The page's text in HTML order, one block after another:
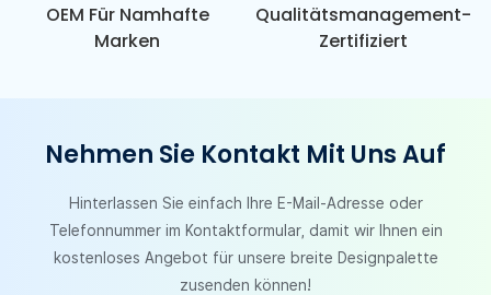
OEM Für Namhafte
Marken
Qualitätsmanagement-
Zertifiziert
Nehmen Sie Kontakt Mit Uns Auf
Hinterlassen Sie einfach Ihre E-Mail-Adresse oder
Telefonnummer im Kontaktformular, damit wir Ihnen ein
kostenloses Angebot für unsere breite Designpalette
zusenden können!